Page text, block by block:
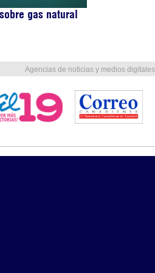
gas natural
Agencias de noticias y medios digitales